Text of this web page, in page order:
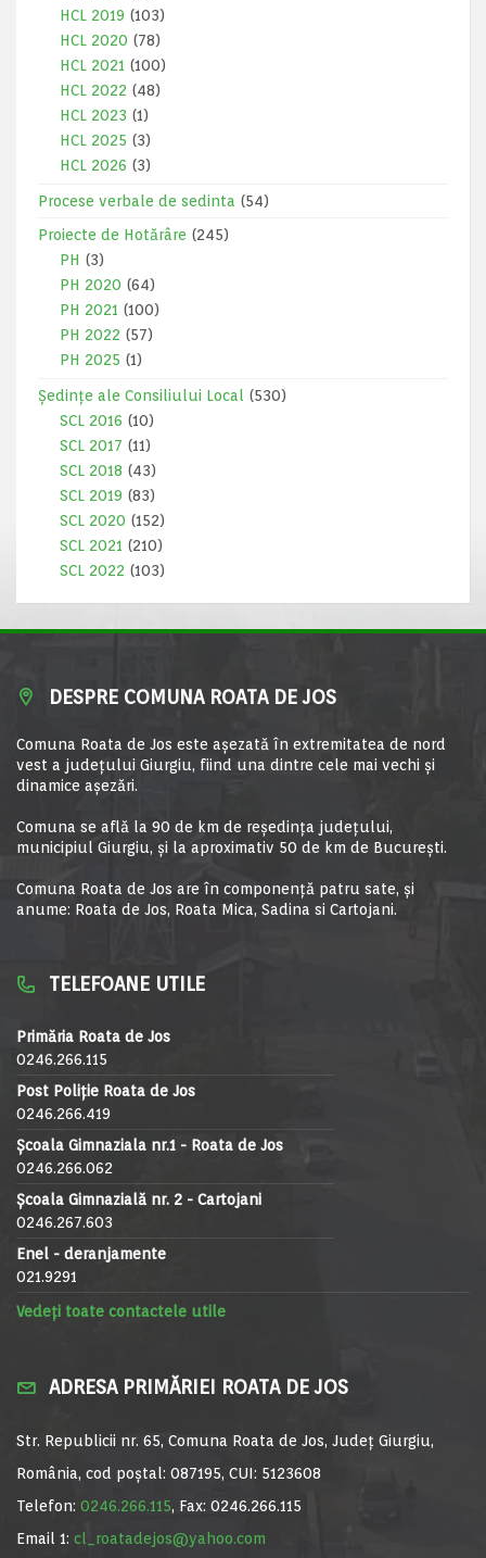
HCL 2019 (103)
HCL 2020 (78)
HCL 2021 (100)
HCL 2022 (48)
HCL 2023 (1)
HCL 2025 (3)
HCL 2026 (3)
Procese verbale de sedinta (54)
Proiecte de Hotărâre (245)
PH (3)
PH 2020 (64)
PH 2021 (100)
PH 2022 (57)
PH 2025 (1)
Ședințe ale Consiliului Local
(530)
SCL 2016 (10)
SCL 2017 (11)
SCL 2018 (43)
SCL 2019 (83)
SCL 2020 (152)
SCL 2021 (210)
SCL 2022 (103)
DESPRE COMUNA ROATA DE JOS
Comuna Roata de Jos este aşezată în extremitatea de nord
vest a judeţului Giurgiu, fiind una dintre cele mai vechi şi
dinamice aşezări.
Comuna se află la 90 de km de reşedinţa judeţului,
municipiul Giurgiu, şi la aproximativ 50 de km de Bucureşti.
Comuna Roata de Jos are în componență patru sate, și
anume: Roata de Jos, Roata Mica, Sadina si Cartojani.
TELEFOANE UTILE
Primăria Roata de Jos
0246.266.115
Post Poliție Roata de Jos
0246.266.419
Școala Gimnaziala nr.1 - Roata de Jos
0246.266.062
Școala Gimnazială nr. 2 - Cartojani
0246.267.603
Enel - deranjamente
021.9291
Vedeți toate contactele utile
ADRESA PRIMĂRIEI ROATA DE JOS
Str. Republicii nr. 65, Comuna Roata de Jos, Județ Giurgiu,
România, cod poștal: 087195, CUI: 5123608
Telefon: 0246.266.115, Fax: 0246.266.115
Email 1: cl_roatadejos@yahoo.com